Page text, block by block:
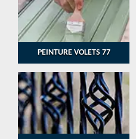
PEINTURE VOLETS 77